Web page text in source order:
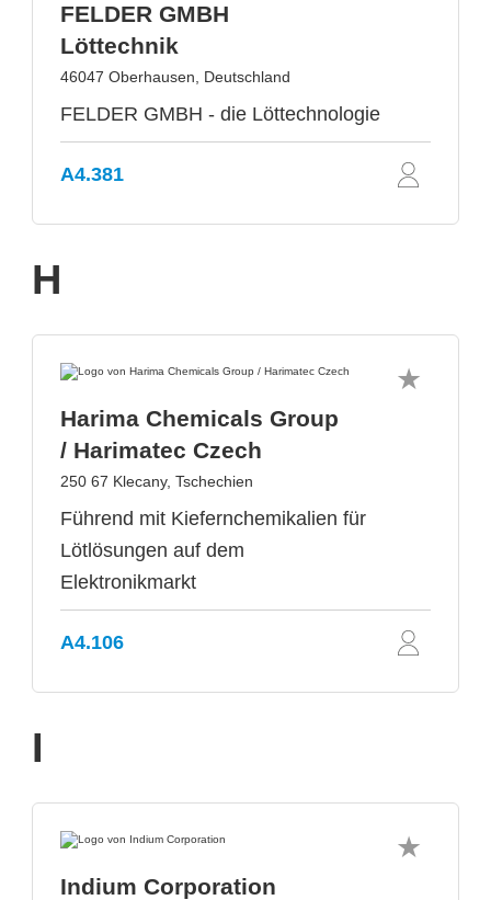
FELDER GMBH
Löttechnik
46047 Oberhausen, Deutschland
FELDER GMBH - die Löttechnologie
A4.381
H
Harima Chemicals Group
/ Harimatec Czech
250 67 Klecany, Tschechien
Führend mit Kiefernchemikalien für
Lötlösungen auf dem
Elektronikmarkt
A4.106
I
Indium Corporation